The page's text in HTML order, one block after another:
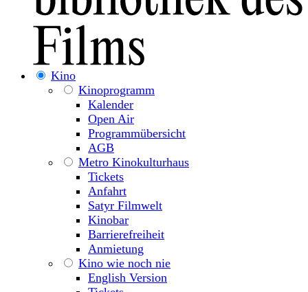
Kino
Kinoprogramm
Kalender
Open Air
Programmübersicht
AGB
Metro Kinokulturhaus
Tickets
Anfahrt
Satyr Filmwelt
Kinobar
Barrierefreiheit
Anmietung
Kino wie noch nie
English Version